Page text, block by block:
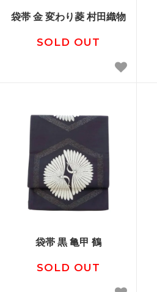
袋帯 金 変わり菱 村田織物
SOLD OUT
袋帯 黒 亀甲 鶴
SOLD OUT